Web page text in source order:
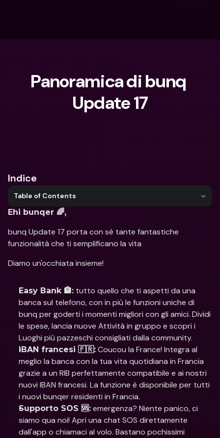
Panoramica di bunq
Update 17
Indice
Table of Contents
Ehi bunqer 🌈,
bunq Update 17 porta con sé tante fantastiche
funzionalità che ti semplificano la vita
Diamo un'occhiata insieme!
Easy Bank 🏦: tutto quello che ti aspetti da una
banca sul telefono, con in più le funzioni uniche di
bunq per goderti i momenti migliori con gli amici. Dividi
le spese, lancia nuove Attività in gruppo e scopri i
Luoghi più pazzeschi consigliati dalla community.
IBAN francesi 🇫🇷: Coucou la France! Integra al
meglio la banca con la tua vita quotidiana in Francia
grazie a un RIB perfettamente compatibile e ai nostri
nuovi IBAN francesi. La funzione è disponibile per tutti
i nuovi bunqer residenti in Francia.
Supporto SOS 🆘: emergenza? Niente panico, ci
siamo qua noi! Apri una chat SOS direttamente
dall'app o chiamaci al volo. Bastano pochissimi